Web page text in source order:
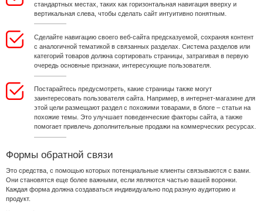
стандартных местах, таких как горизонтальная навигация вверху и
вертикальная слева, чтобы сделать сайт интуитивно понятным.
Сделайте навигацию своего веб-сайта предсказуемой, сохраняя контент
с аналогичной тематикой в связанных разделах. Система разделов или
категорий товаров должна сортировать страницы, затрагивая в первую
очередь основные признаки, интересующие пользователя.
Постарайтесь предусмотреть, какие страницы также могут
заинтересовать пользователя сайта. Например, в интернет-магазине для
этой цели размещают раздел с похожими товарами, в блоге – статьи на
похожие темы. Это улучшает поведенческие факторы сайта, а также
помогает привлечь дополнительные продажи на коммерческих ресурсах.
Формы обратной связи
Это средства, с помощью которых потенциальные клиенты связываются с вами.
Они становятся еще более важными, если являются частью вашей воронки.
Каждая форма должна создаваться индивидуально под разную аудиторию и
продукт.